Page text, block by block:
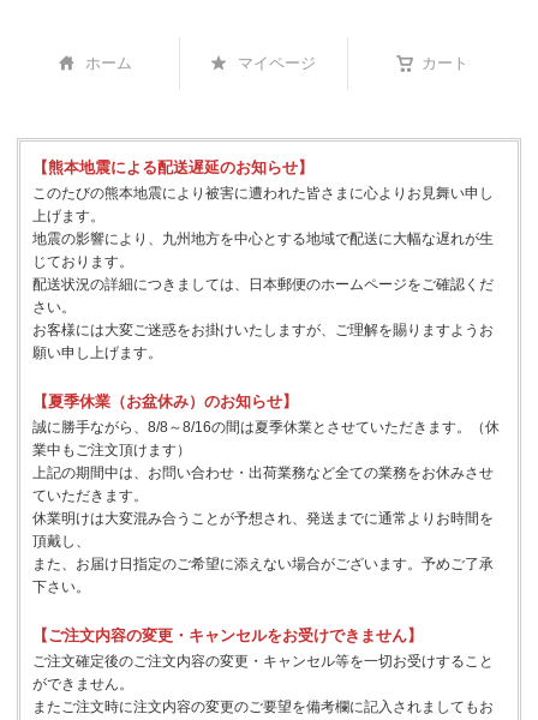
ホーム マイページ カート
【熊本地震による配送遅延のお知らせ】
このたびの熊本地震により被害に遭われた皆さまに心よりお見舞い申し
上げます。
地震の影響により、九州地方を中心とする地域で配送に大幅な遅れが生
じております。
配送状況の詳細につきましては、日本郵便のホームページをご確認くだ
さい。
お客様には大変ご迷惑をお掛けいたしますが、ご理解を賜りますようお
願い申し上げます。
【夏季休業（お盆休み）のお知らせ】
誠に勝手ながら、8/8～8/16の間は夏季休業とさせていただきます。（休
業中もご注文頂けます）
上記の期間中は、お問い合わせ・出荷業務など全ての業務をお休みさせ
ていただきます。
休業明けは大変混み合うことが予想され、発送までに通常よりお時間を
頂戴し、
また、お届け日指定のご希望に添えない場合がございます。予めご了承
下さい。
【ご注文内容の変更・キャンセルをお受けできません】
ご注文確定後のご注文内容の変更・キャンセル等を一切お受けすること
ができません。
またご注文時に注文内容の変更のご要望を備考欄に記入されましてもお